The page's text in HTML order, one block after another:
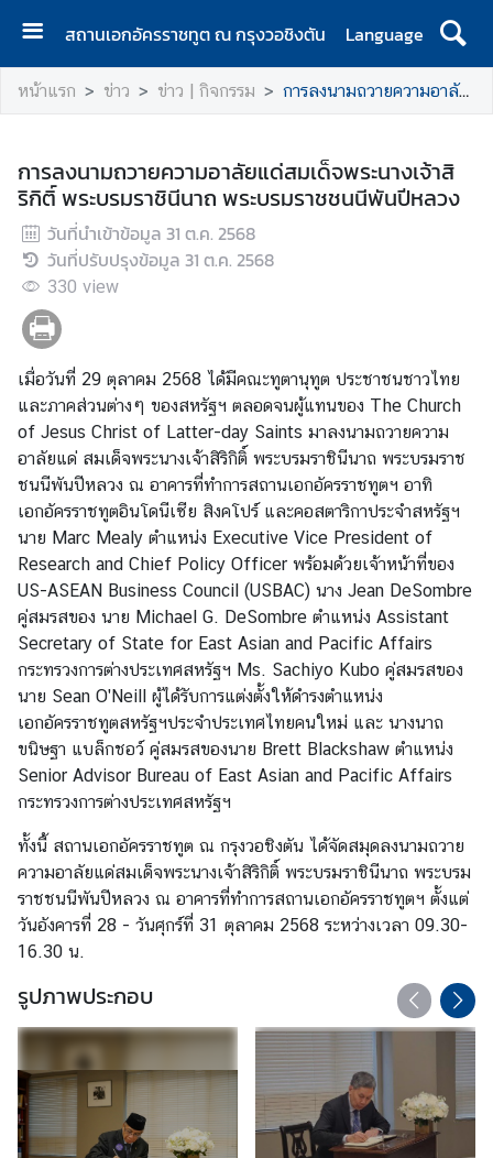
สถานเอกอัครราชทูต ณ กรุงวอชิงตัน
Language
ห
น้
ร
ก
ส
ถ
น
อ
ก
อั
ค
ร
ร
า
ช
ทู
ต
เ
กี่
ย
ว
กั
ส
ห
รั
ฐ
ฯ
ค
า
ม
สั
หน้าแรก ข่าว ข่าว | กิจกรรม การลงนามถวายความอาลัยแด่สมเด็จพระนางเจ้าสิริกิติ์ พระบรมราชินีนาถ พระบรมราชชนนีพันปีหลวง
การลงนามถวายความอาลัยแด่สมเด็จพระนางเจ้าสิ
ริกิติ์ พระบรมราชินีนาถ พระบรมราชชนนีพันปีหลวง
วันที่นำเข้าข้อมูล 31 ต.ค. 2568
วันที่ปรับปรุงข้อมูล 31 ต.ค. 2568
330 view
เมื่อวันที่ 29 ตุลาคม 2568 ได้มีคณะทูตานุทูต ประชาชนชาวไทย
และภาคส่วนต่างๆ ของสหรัฐฯ ตลอดจนผู้แทนของ The Church
of Jesus Christ of Latter-day Saints มาลงนามถวายความ
อาลัยแด่ สมเด็จพระนางเจ้าสิริกิติ์ พระบรมราชินีนาถ พระบรมราช
ชนนีพันปีหลวง ณ อาคารที่ทำการสถานเอกอัครราชทูตฯ อาทิ
เอกอัครราชทูตอินโดนีเซีย สิงคโปร์ และคอสตาริกาประจำสหรัฐฯ
นาย Marc Mealy ตำแหน่ง Executive Vice President of
Research and Chief Policy Officer พร้อมด้วยเจ้าหน้าที่ของ
US-ASEAN Business Council (USBAC) นาง Jean DeSombre
คู่สมรสของ นาย Michael G. DeSombre ตำแหน่ง Assistant
Secretary of State for East Asian and Pacific Affairs
กระทรวงการต่างประเทศสหรัฐฯ Ms. Sachiyo Kubo คู่สมรสของ
นาย Sean O'Neill ผู้ได้รับการแต่งตั้งให้ดำรงตำแหน่ง
เอกอัครราชทูตสหรัฐฯประจำประเทศไทยคนใหม่ และ นางนาถ
ขนิษฐา แบล็กชอว์ คู่สมรสของนาย Brett Blackshaw ตำแหน่ง
Senior Advisor Bureau of East Asian and Pacific Affairs
กระทรวงการต่างประเทศสหรัฐฯ
ทั้งนี้ สถานเอกอัครราชทูต ณ กรุงวอชิงตัน ได้จัดสมุดลงนามถวาย
ความอาลัยแด่สมเด็จพระนางเจ้าสิริกิติ์ พระบรมราชินีนาถ พระบรม
ราชชนนีพันปีหลวง ณ อาคารที่ทำการสถานเอกอัครราชทูตฯ ตั้งแต่
วันอังคารที่ 28 - วันศุกร์ที่ 31 ตุลาคม 2568 ระหว่างเวลา 09.30-
16.30 น.
รูปภาพประกอบ